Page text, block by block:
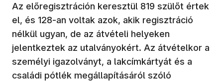
Az előregisztráción keresztül 819 szülőt értek
el, és 128-an voltak azok, akik regisztráció
nélkül ugyan, de az átvételi helyeken
jelentkeztek az utalványokért. Az átvételkor a
személyi igazolványt, a lakcímkártyát és a
családi pótlék megállapításáról szóló